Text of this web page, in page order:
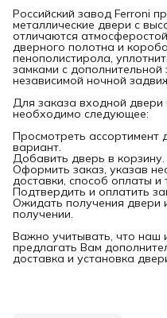
Российский завод Ferroni
металлические двери с
отличаются
дверного полотна и
пенополистирола,
замками с
независимой ночной
Для заказа входной двери
необходимо следующее:
Просмотреть
вариант.
Добавить дверь в корзину.
Оформить заказ, указав
доставки, способ оплаты и
Подтвердить и оплатить
Ожидать получения двери
получении.
Важно учитывать, что наш
предлагать Вам
доставка и установка